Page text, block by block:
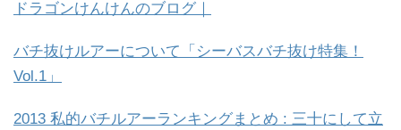
ドラゴンけんけんのブログ｜
バチ抜けルアーについて「シーバスバチ抜け特集！
Vol.1」
2013 私的バチルアーランキングまとめ : 三十にして立